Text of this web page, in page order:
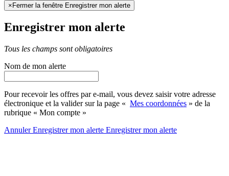
×Fermer la fenêtre Enregistrer mon alerte
Enregistrer mon alerte
Tous les champs sont obligatoires
Nom de mon alerte
Pour recevoir les offres par e-mail, vous devez saisir votre adresse
électronique et la valider sur la page « Mes coordonnées » de la
rubrique « Mon compte »
AnnulerEnregistrer mon alerte Enregistrermon alerte